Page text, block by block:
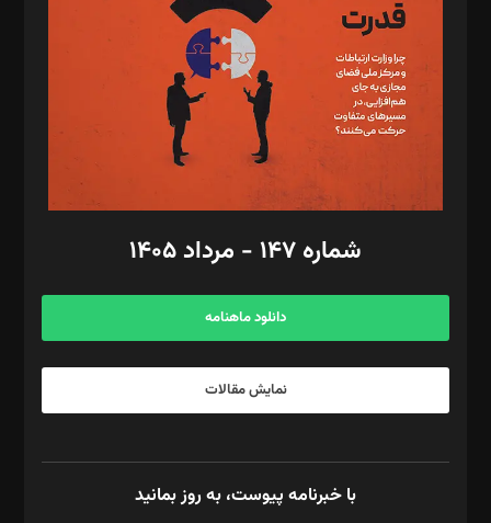
رستمی،مصطفی باستان
ویرایش: نگار استاد‌‌آقا
طراح یونیفرم: مجید توکلی
فیلمبرداری و عکاسی: امیر شفیعی، مانی لطفی زاده
گرافیک و صفحه‌آرایی: سید‌سبحان‌علی ثابت
مد‌یر توسعه تجاری: کامبیز برید‌
امور مالی: شاپور رهبری، محمد‌ کاظمی‌نیا
آگهی و مشترکین: ۰۹۱۹۹۹۹۰۴۵۴
شماره ۱۴۷ - مرداد ۱۴۰۵
دانلود ماهنامه
نمایش مقالات
با خبرنامه پیوست، به روز بمانید